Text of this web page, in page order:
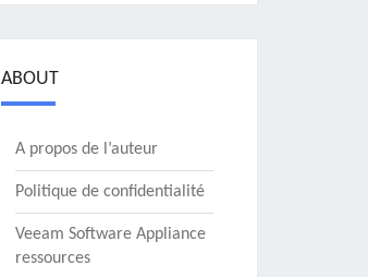
ABOUT
A propos de l’auteur
Politique de confidentialité
Veeam Software Appliance
ressources